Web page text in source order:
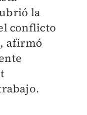
la
conflicto
afirmó